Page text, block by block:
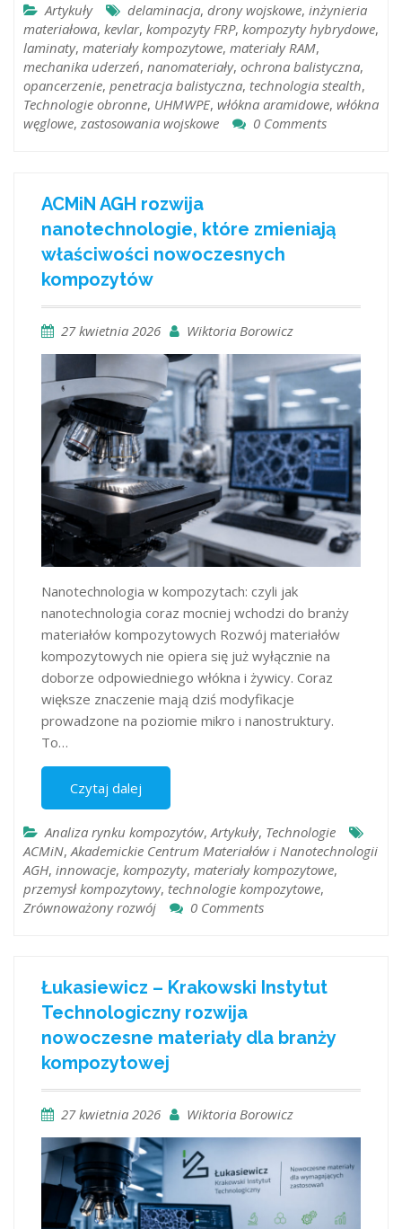
Artykuły delaminacja, drony wojskowe, inżynieria
materiałowa, kevlar, kompozyty FRP, kompozyty hybrydowe,
laminaty, materiały kompozytowe, materiały RAM,
mechanika uderzeń, nanomateriały, ochrona balistyczna,
opancerzenie, penetracja balistyczna, technologia stealth,
Technologie obronne, UHMWPE, włókna aramidowe, włókna
węglowe, zastosowania wojskowe 0 Comments
ACMiN AGH rozwija
nanotechnologie, które zmieniają
właściwości nowoczesnych
kompozytów
27 kwietnia 2026 Wiktoria Borowicz
Nanotechnologia w kompozytach: czyli jak
nanotechnologia coraz mocniej wchodzi do branży
materiałów kompozytowych Rozwój materiałów
kompozytowych nie opiera się już wyłącznie na
doborze odpowiedniego włókna i żywicy. Coraz
większe znaczenie mają dziś modyfikacje
prowadzone na poziomie mikro i nanostruktury.
To…
Czytaj dalej
Analiza rynku kompozytów, Artykuły, Technologie
ACMiN, Akademickie Centrum Materiałów i Nanotechnologii
AGH, innowacje, kompozyty, materiały kompozytowe,
przemysł kompozytowy, technologie kompozytowe,
Zrównoważony rozwój
0 Comments
Łukasiewicz – Krakowski Instytut
Technologiczny rozwija
nowoczesne materiały dla branży
kompozytowej
27 kwietnia 2026 Wiktoria Borowicz